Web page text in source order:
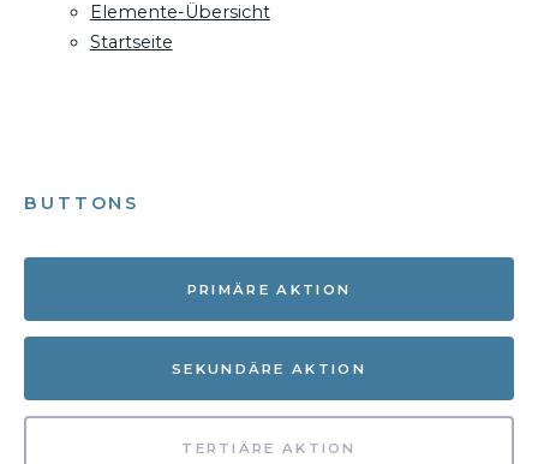
Elemente-Übersicht
Startseite
BUTTONS
PRIMÄRE AKTION
SEKUNDÄRE AKTION
TERTIÄRE AKTION